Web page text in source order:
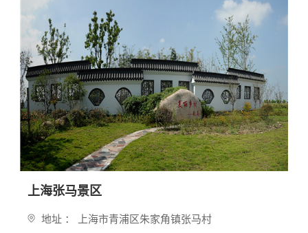
上海张马景区
地址 ： 上海市青浦区朱家角镇张马村